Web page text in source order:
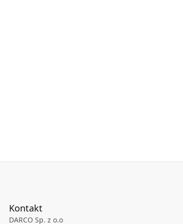
Kontakt
DARCO Sp. z o.o